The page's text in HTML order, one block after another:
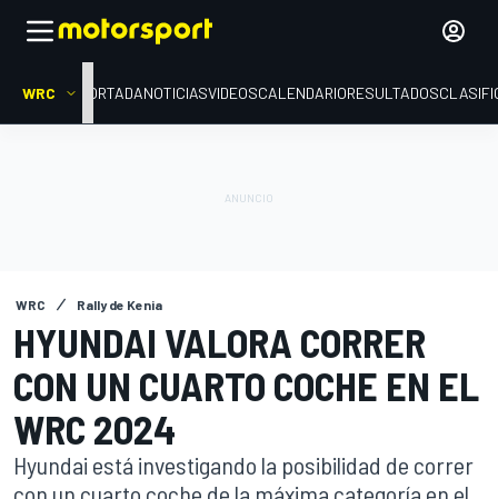
WRC PORTADANOTICIASVIDEOSCALENDARIORESULTADOS
WRC Rally de Kenia
HYUNDAI VALORA CORRER
CON UN CUARTO COCHE EN EL
WRC 2024
Hyundai está investigando la posibilidad de correr